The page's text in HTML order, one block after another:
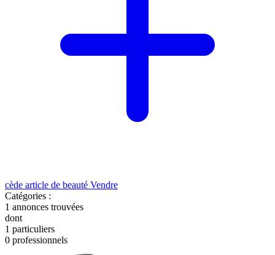
cède article de beauté Vendre
Catégories :
1 annonces trouvées
dont
1 particuliers
0 professionnels